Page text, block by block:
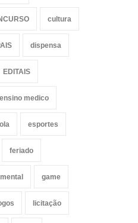
cultura
dispensa
EDITAIS
ensino medico
esportes
feriado
game
licitação